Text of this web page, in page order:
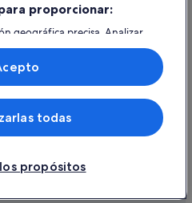
de Expedia Group. Todos los
logotipo de Expedia son marcas
registradas de Expedia, Inc.
proporcionar:
geográfica precisa. Analizar
del dispositivo para su
información en un dispositivo
y contenido personalizados,
investigación de
propósitos
todas